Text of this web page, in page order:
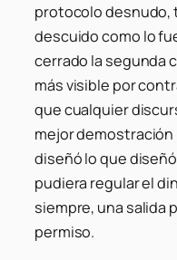
protocolo desnudo,
descuido como lo
cerrado la segunda
más visible por
que cualquier
mejor
diseñó lo que
pudiera regular el
siempre, una salida
permiso.